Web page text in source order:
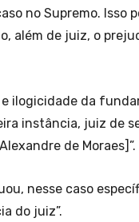
no Supremo. Isso
além de juiz, o
ilogicidade da
instância, juiz de
de Moraes]”.
nesse caso
do juiz”.